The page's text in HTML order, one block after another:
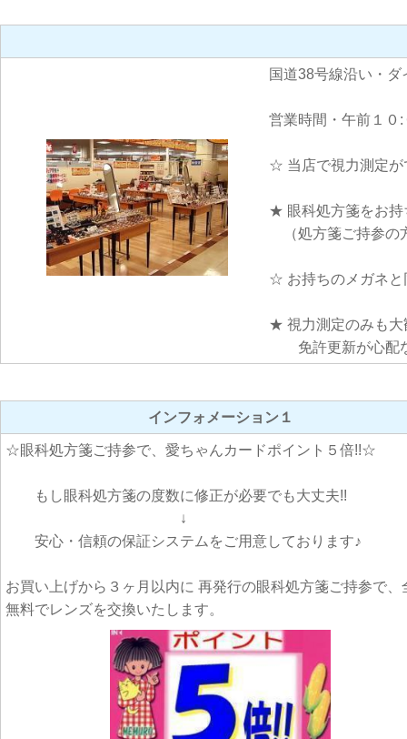
国道38号線沿い・
営業時間・午前１０
☆ 当店で視力測定が
★ 眼科処方箋をお持
（処方箋ご持参の
☆ お持ちのメガネと
★ 視力測定のみも大
免許更新が心配な
インフォメーション１
☆眼科処方箋ご持参で、愛ちゃんカードポイント５倍!!☆
もし眼科処方箋の度数に修正が必要でも大丈夫!!
↓
安心・信頼の保証システムをご用意しております♪
お買い上げから３ヶ月以内に 再発行の眼科処方箋ご持参で、
無料でレンズを交換いたします。